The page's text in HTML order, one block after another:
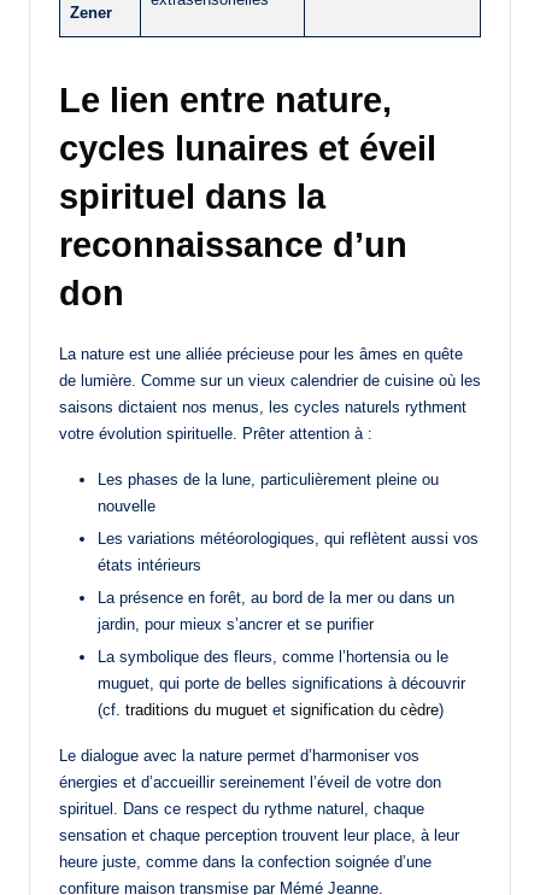
Zener
Le lien entre nature,
cycles lunaires et éveil
spirituel dans la
reconnaissance d’un
don
La nature est une alliée précieuse pour les âmes en quête
de lumière. Comme sur un vieux calendrier de cuisine où les
saisons dictaient nos menus, les cycles naturels rythment
votre évolution spirituelle. Prêter attention à :
Les phases de la lune, particulièrement pleine ou
nouvelle
Les variations météorologiques, qui reflètent aussi vos
états intérieurs
La présence en forêt, au bord de la mer ou dans un
jardin, pour mieux s’ancrer et se purifier
La symbolique des fleurs, comme l’hortensia ou le
muguet, qui porte de belles significations à découvrir
(cf. traditions du muguet et signification du cèdre)
Le dialogue avec la nature permet d’harmoniser vos
énergies et d’accueillir sereinement l’éveil de votre don
spirituel. Dans ce respect du rythme naturel, chaque
sensation et chaque perception trouvent leur place, à leur
heure juste, comme dans la confection soignée d’une
confiture maison transmise par Mémé Jeanne.